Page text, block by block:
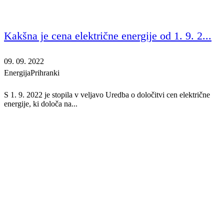
Kakšna je cena električne energije od 1. 9. 2...
09. 09. 2022
EnergijaPrihranki
S 1. 9. 2022 je stopila v veljavo Uredba o določitvi cen električne
energije, ki določa na...